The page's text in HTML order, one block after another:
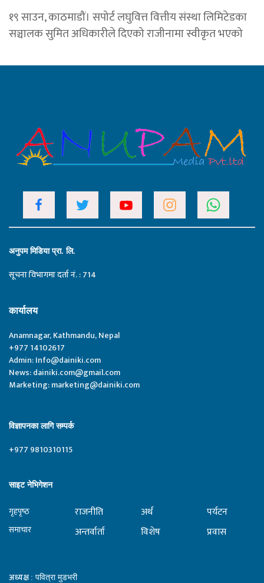
१९ साउन, काठमाडौं। सपोर्ट लघुवित्त वित्तीय संस्था लिमिटेडका
सञ्चालक सुमित अधिकारीले दिएको राजीनामा स्वीकृत भएको
अनुपम मिडिया प्रा. लि.
सूचना विभागमा दर्ता नं. : 714
कार्यालय
Anamnagar, Kathmandu, Nepal
+977 14102617
Admin:Info@dainiki.com
News:dainiki.com@gmail.com
Marketing:marketing@dainiki.com
विज्ञापनका लागि सम्पर्क
+977 9810310115
साइट नेभिगेशन
गृहपृष्‍ठ
समाचार
राजनीति
अन्तर्वार्ता
अर्थ
विशेष
पर्यटन
प्रवास
अध्यक्ष : पवित्रा मुडभरी